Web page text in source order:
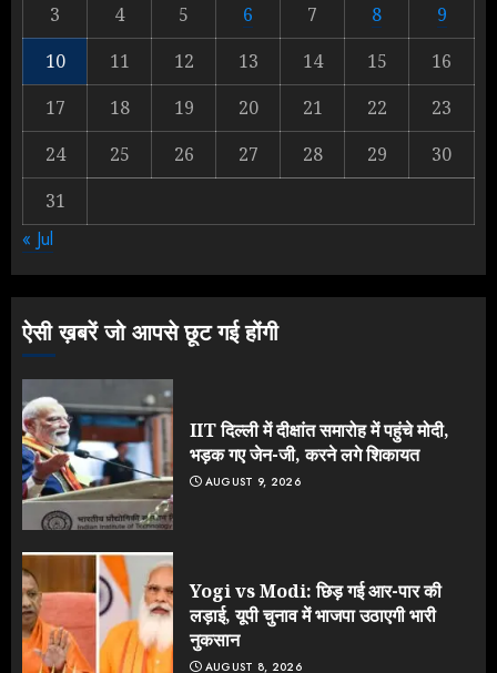
2
Yogi vs Modi: छिड़ गई आर-पार की
लड़ाई, यूपी चुनाव में भाजपा उठाएगी भारी
नुकसान
AUGUST 8, 2026
3
Yogi Government ने विज्ञापनों पर
3
4 5 6 7 8
9
10
11 12 13 14 15
16
17
18 19 20 21 22
23
24
25 26 27 28 29
30
31
« Jul
ऐसी ख़बरें जो आपसे छूट गई होंगी
IIT दिल्ली में दीक्षांत समारोह में पहुंचे मोदी,
भड़क गए जेन-जी, करने लगे शिकायत
AUGUST 9, 2026
Yogi vs Modi: छिड़ गई आर-पार की
लड़ाई, यूपी चुनाव में भाजपा उठाएगी भारी
नुकसान
AUGUST 8, 2026